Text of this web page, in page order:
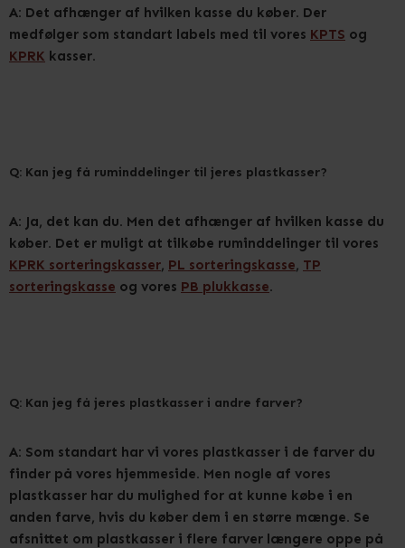
A: Det afhænger af hvilken kasse du køber. Der
medfølger som standart labels med til vores KPTS og
KPRK kasser.
Q: Kan jeg få ruminddelinger til jeres plastkasser?
A: Ja, det kan du. Men det afhænger af hvilken kasse du
køber. Det er muligt at tilkøbe ruminddelinger til vores
KPRK sorteringskasser, PL sorteringskasse, TP
sorteringskasse og vores PB plukkasse.
Q: Kan jeg få jeres plastkasser i andre farver?
A: Som standart har vi vores plastkasser i de farver du
finder på vores hjemmeside. Men nogle af vores
plastkasser har du mulighed for at kunne købe i en
anden farve, hvis du køber dem i en større mænge. Se
afsnittet om plastkasser i flere farver længere oppe på